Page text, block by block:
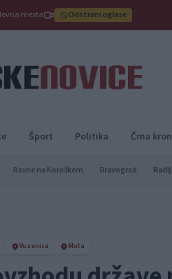
mesta Odstrani oglase
Šport Politika Črna
Ravne na Koroškem Dravograd
Vuzenica Muta